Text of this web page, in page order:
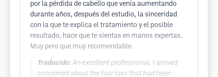
por la pérdida de cabello que venía aumentando
durante años, después del estudio, la sinceridad
con la que te explica el tratamiento y el posible
resultado, hace que te sientas en manos expertas.
Muy pero que muy recomendable.
Traducido: An excellent professional. I arrived
concerned about the hair loss that had been